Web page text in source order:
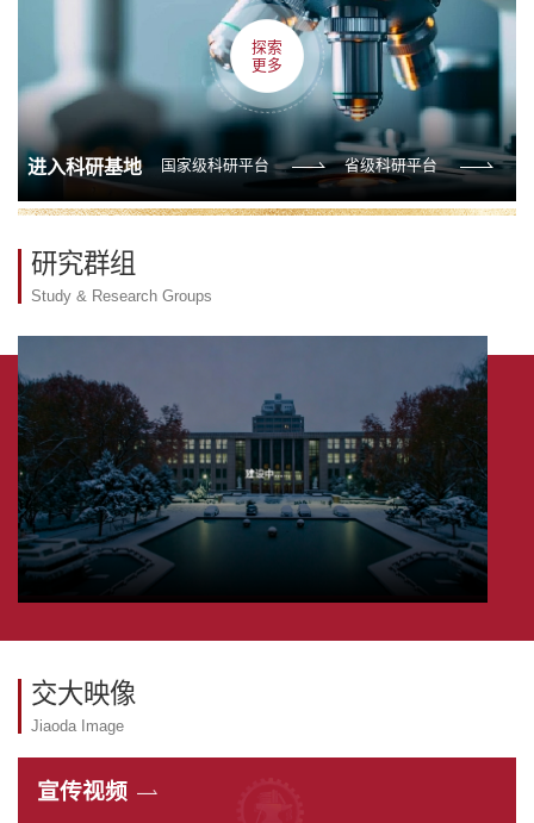
探索
更多
进入科研基地 国家级科研平台 省级科研平台
研究群组
Study & Research Groups
交大映像
Jiaoda Image
宣传视频